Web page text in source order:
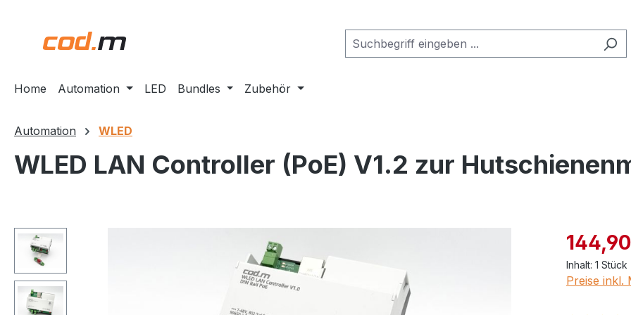
Home Automation LED Bundles Zubehör
Automation WLED
WLED LAN Controller (PoE) V1.2 zur
Bildergalerie überspringen
Inhalt: 1 Stück
Preise inkl.